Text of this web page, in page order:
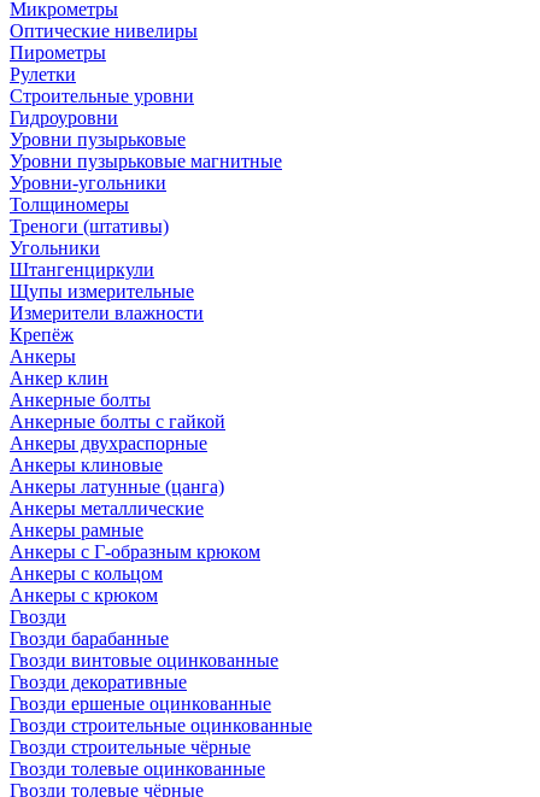
Микрометры
Оптические нивелиры
Пирометры
Рулетки
Строительные уровни
Гидроуровни
Уровни пузырьковые
Уровни пузырьковые магнитные
Уровни-угольники
Толщиномеры
Треноги (штативы)
Угольники
Штангенциркули
Щупы измерительные
Измерители влажности
Крепёж
Анкеры
Анкер клин
Анкерные болты
Анкерные болты с гайкой
Анкеры двухраспорные
Анкеры клиновые
Анкеры латунные (цанга)
Анкеры металлические
Анкеры рамные
Анкеры с Г-образным крюком
Анкеры с кольцом
Анкеры с крюком
Гвозди
Гвозди барабанные
Гвозди винтовые оцинкованные
Гвозди декоративные
Гвозди ершеные оцинкованные
Гвозди строительные оцинкованные
Гвозди строительные чёрные
Гвозди толевые оцинкованные
Гвозди толевые чёрные